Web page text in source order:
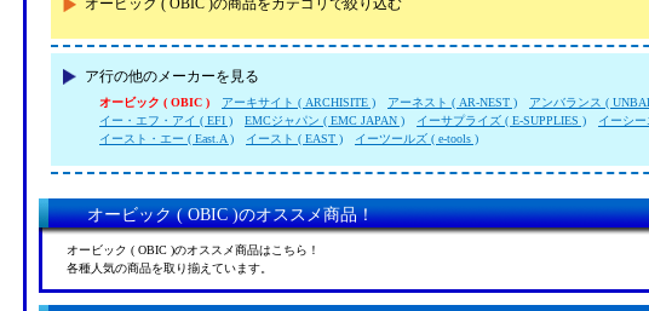
オービック ( OBIC )の商品をカテゴリで絞り込む
ア行の他のメーカーを見る
オービック ( OBIC ) アーキサイト ( ARCHISITE ) アーネスト ( AR-NEST )
アンバランス (
イー・エフ・アイ ( EFI )
EMCジャパン ( EMC JAPAN ) イーサプライズ ( E-SUPPLIES )
イーシ
イースト・エー ( East.A )
イースト ( EAST ) イーツールズ ( e-tools )
オービック ( OBIC )のオススメ商品！
オービック ( OBIC )のオススメ商品はこちら！
各種人気の商品を取り揃えています。